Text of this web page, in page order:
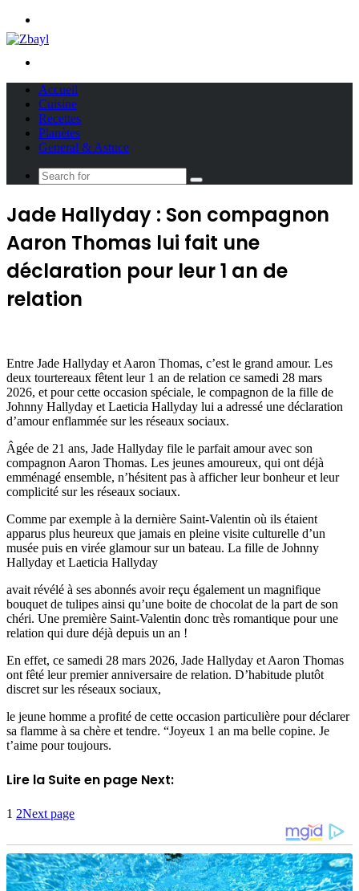
Accueil
Cuisine
Recettes
Planètes
General & Astuce
Search
Jade Hallyday : Son compagnon
Aaron Thomas lui fait une
déclaration pour leur 1 an de
relation
Entre Jade Hallyday et Aaron Thomas, c’est le grand amour. Les
deux tourtereaux fêtent leur 1 an de relation ce samedi 28 mars
2026, et pour cette occasion spéciale, le compagnon de la fille de
Johnny Hallyday et Laeticia Hallyday lui a adressé une déclaration
d’amour enflammée sur les réseaux sociaux.
Âgée de 21 ans, Jade Hallyday file le parfait amour avec son
compagnon Aaron Thomas. Les jeunes amoureux, qui ont déjà
emménagé ensemble, n’hésitent pas à afficher leur bonheur et leur
complicité sur les réseaux sociaux.
Comme par exemple à la dernière Saint-Valentin où ils étaient
apparus plus heureux que jamais en pleine visite culturelle d’un
musée puis en virée glamour sur un bateau. La fille de Johnny
Hallyday et Laeticia Hallyday
avait révélé à ses abonnés avoir reçu également un magnifique
bouquet de tulipes ainsi qu’une boite de chocolat de la part de son
chéri. Une première Saint-Valentin donc très romantique pour une
relation qui dure déjà depuis un an !
En effet, ce samedi 28 mars 2026, Jade Hallyday et Aaron Thomas
ont fêté leur premier anniversaire de relation. D’habitude plutôt
discret sur les réseaux sociaux,
le jeune homme a profité de cette occasion particulière pour déclarer
sa flamme à sa chère et tendre. “Joyeux 1 an ma belle copine. Je
t’aime pour toujours.
Lire la Suite en page Next:
1 2Next page